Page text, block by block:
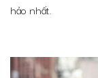
hảo nhất.